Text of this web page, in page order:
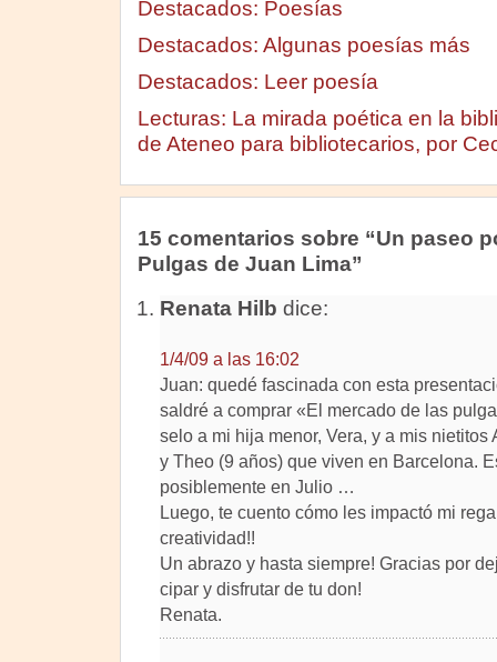
Destacados: Poesías
Destacados: Algunas poesías más
Destacados: Leer poesía
Lecturas: La mirada poética en la
de Ateneo para bibliotecarios, por
15 comentarios sobre “Un paseo
Pulgas de Juan Lima”
Renata Hilb dice:
1/4/09 a las 16:02
Juan: quedé fascinada con esta
saldré a comprar «El mercado de las
selo a mi hija menor, Vera, y a mis nietitos
y Theo (9 años) que viven en Barcelona.
posiblemente en Julio …
Luego, te cuento cómo les impactó mi
creatividad!!
Un abrazo y hasta siempre! Gracias por
cipar y disfrutar de tu don!
Renata.